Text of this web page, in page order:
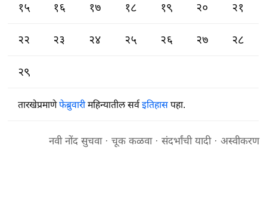
१५ १६ १७ १८ १९ २० २१
२२ २३ २४ २५ २६ २७ २८
२९
तारखेप्रमाणेफेब्रुवारीमहिन्यातील सर्वइतिहास पहा.
नवी नोंद सुचवा· चूक कळवा· संदर्भांची यादी· अस्वीकरण